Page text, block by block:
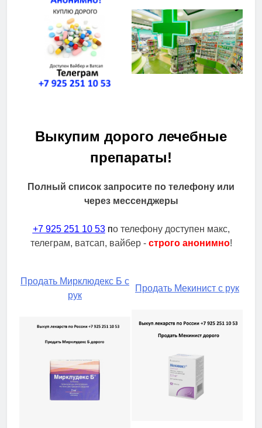
Выкупим дорого лечебные
препараты!
Полный список запросите по телефону или
через мессенджеры
+7 925 251 10 53по телефону доступен макс,
телеграм, ватсап, вайбер - строго анонимно!
Продать Мирклюдекс Б с
рук
Продать Мекинист с рук